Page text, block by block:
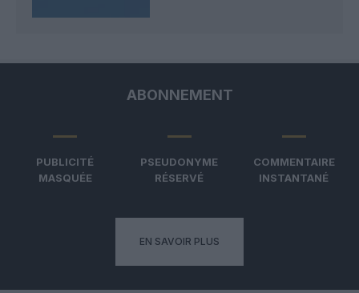
ABONNEMENT
PUBLICITÉ
MASQUÉE
PSEUDONYME
RÉSERVÉ
COMMENTAIRE
INSTANTANÉ
EN SAVOIR PLUS